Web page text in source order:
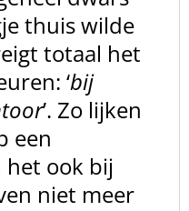
thuis wilde
totaal het
‘bij
’. Zo lijken
een
het ook bij
niet meer